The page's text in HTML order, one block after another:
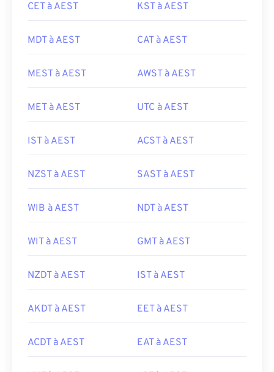
CET à AEST KST à AEST
MDT à AEST CAT à AEST
MEST à AEST AWST à AEST
MET à AEST UTC à AEST
IST à AEST ACST à AEST
NZST à AEST SAST à AEST
WIB à AEST NDT à AEST
WIT à AEST GMT à AEST
NZDT à AEST IST à AEST
AKDT à AEST EET à AEST
ACDT à AEST EAT à AEST